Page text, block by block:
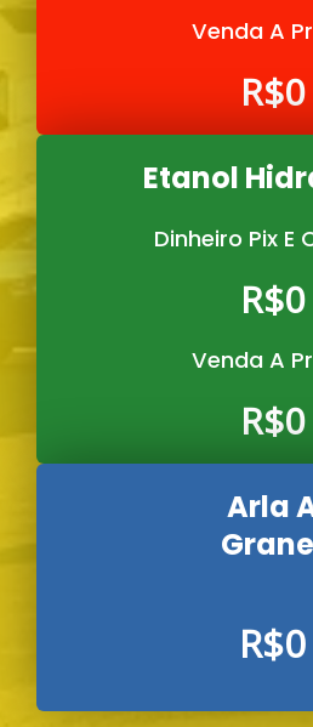
Venda A
R$0
Etanol
Dinheiro Pix E
R$0
Venda A
R$0
Arla
R$0